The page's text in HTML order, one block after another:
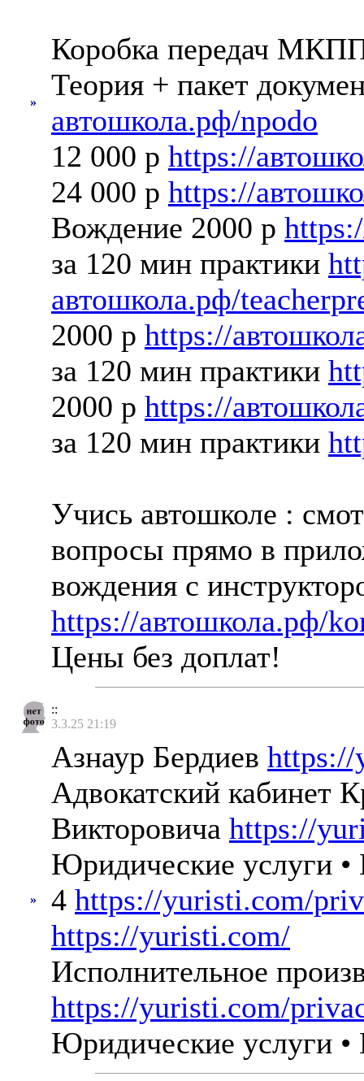
»
Коробка передач
Теория + пакет
автошкола.рф/npodo
12 000 р https://
24 000 р https://
Вождение 2000 р
за 120 мин практики
автошкола.рф/
2000 р https://
за 120 мин практики
2000 р https://
за 120 мин практики
Учись автошколе :
вопросы прямо в
вождения с
https://автошкола.рф/
Цены без доплат!
::
3.3.25 21:19
»
Азнаур Бердиев
Адвокатский кабинет
Викторовича https://
Юридические услуги •
4 https://yuristi.com/
https://yuristi.com/
Исполнительное
https://yuristi.com/
Юридические услуги •